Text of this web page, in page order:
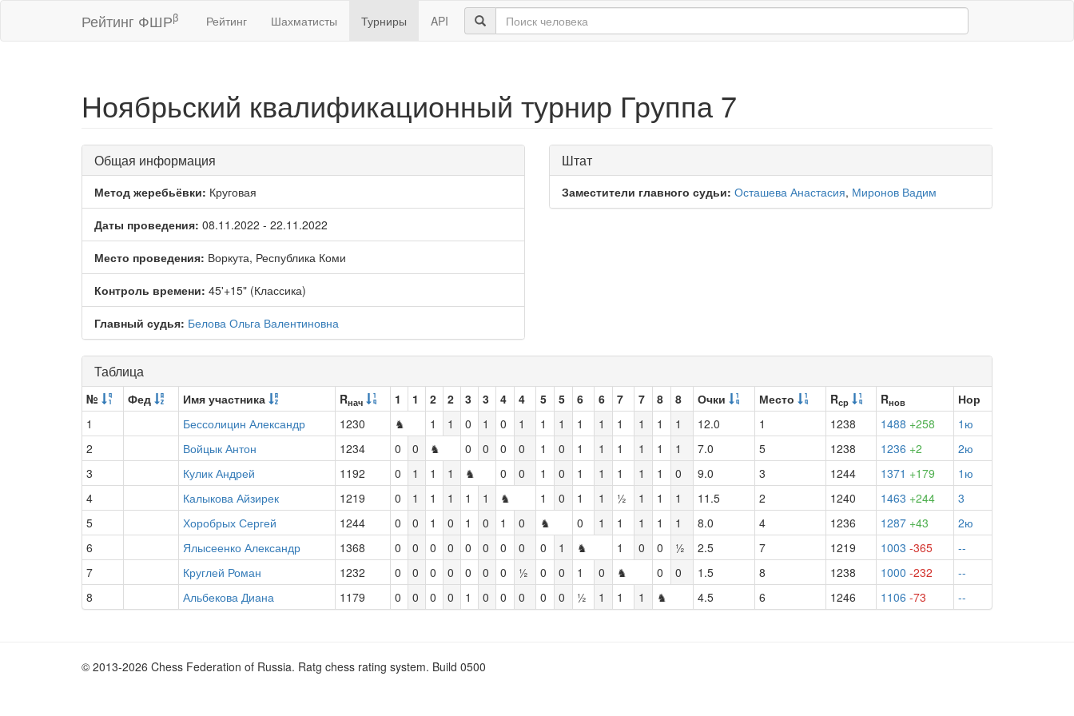
Рейтинг ФШРβ Рейтинг Шахматисты Турниры API
Ноябрьский квалификационный турнир Группа 7
Общая информация
Метод жеребьёвки: Круговая
Даты проведения: 08.11.2022 - 22.11.2022
Место проведения: Воркута, Республика Коми
Контроль времени: 45'+15" (Классика)
Главный судья: Белова Ольга Валентиновна
Штат
Заместители главного судьи: Осташева Анастасия, Миронов Вадим
Таблица
№ Фед Имя участника Rнач 1 1 2 2 3 3 4 4 5 5 6 6 7 7 8 8 Очки Место Rср Rнов
Нор
1
Бессолицин Александр 1230 ♞ 1 1 0 1 0 1 1 1 1 1 1 1 1 1 12.0 1 1238 1488 +258
1ю
2
Войцык Антон 1234 0 0 ♞ 0 0 0 0 1 0 1 1 1 1 1 1 7.0 5 1238 1236 +2
2ю
3
Кулик Андрей 1192 0 1 1 1 ♞ 0 0 1 0 1 1 1 1 1 0 9.0 3 1244 1371 +179
1ю
4
Калыкова Айзирек 1219 0 1 1 1 1 1 ♞ 1 0 1 1 ½ 1 1 1 11.5 2 1240 1463 +244
3
5
Хоробрых Сергей 1244 0 0 1 0 1 0 1 0 ♞ 0 1 1 1 1 1 8.0 4 1236 1287 +43
2ю
6
Ялысеенко Александр 1368 0 0 0 0 0 0 0 0 0 1 ♞ 1 0 0 ½ 2.5 7 1219 1003 -365
--
7
Круглей Роман 1232 0 0 0 0 0 0 0 ½ 0 0 1 0 ♞ 0 0 1.5 8 1238 1000 -232
--
8
Альбекова Диана 1179 0 0 0 0 1 0 0 0 0 0 ½ 1 1 1 ♞ 4.5 6 1246 1106 -73 --
© 2013-2026 Chess Federation of Russia. Ratg chess rating system. Build 0500